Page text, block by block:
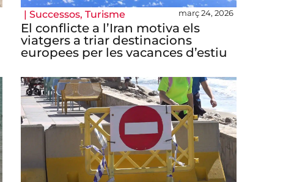
| Successos, Turisme març 24, 2026
El conflicte a l’Iran motiva els
viatgers a triar destinacions
europees per les vacances d’estiu